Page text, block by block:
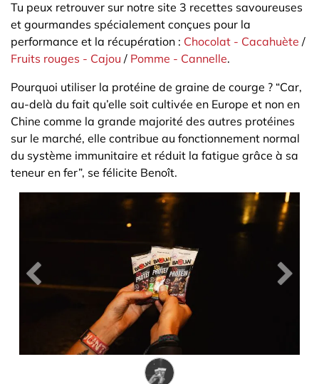
Tu peux retrouver sur notre site 3 recettes savoureuses
et gourmandes spécialement conçues pour la
performance et la récupération : Chocolat - Cacahuète /
Fruits rouges - Cajou / Pomme - Cannelle.
Pourquoi utiliser la protéine de graine de courge ? “Car,
au-delà du fait qu’elle soit cultivée en Europe et non en
Chine comme la grande majorité des autres protéines
sur le marché, elle contribue au fonctionnement normal
du système immunitaire et réduit la fatigue grâce à sa
teneur en fer”, se félicite Benoît.
Précedent